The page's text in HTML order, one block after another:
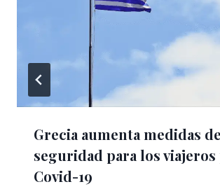
Grecia aumenta medidas de
seguridad para los
Covid-19